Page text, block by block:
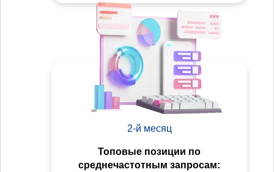
2-й месяц
Топовые позиции по
среднечастотным запросам: